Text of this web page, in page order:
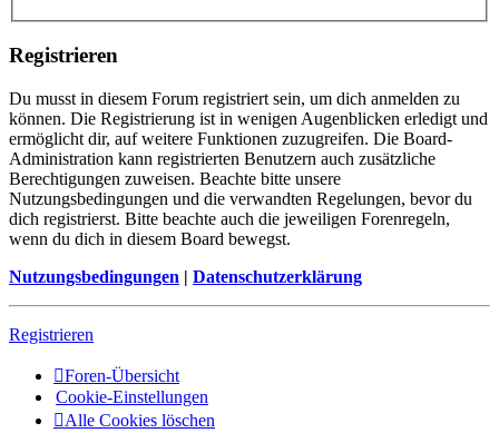
Registrieren
Du musst in diesem Forum registriert sein, um dich anmelden zu
können. Die Registrierung ist in wenigen Augenblicken erledigt und
ermöglicht dir, auf weitere Funktionen zuzugreifen. Die Board-
Administration kann registrierten Benutzern auch zusätzliche
Berechtigungen zuweisen. Beachte bitte unsere
Nutzungsbedingungen und die verwandten Regelungen, bevor du
dich registrierst. Bitte beachte auch die jeweiligen Forenregeln,
wenn du dich in diesem Board bewegst.
Nutzungsbedingungen | Datenschutzerklärung
Registrieren
Foren-Übersicht
Cookie-Einstellungen
Alle Cookies löschen